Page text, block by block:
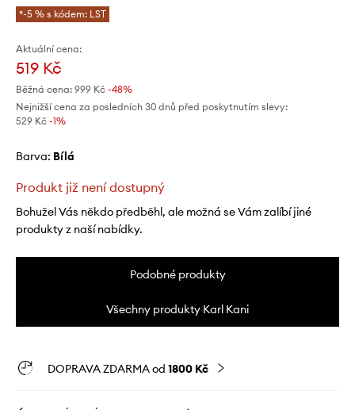
*-5 % s kódem: LST
Aktuální cena:
519 Kč
Běžná cena: 999 Kč -48%
Nejnižší cena za posledních 30 dnů před poskytnutím slevy:
529 Kč -1%
Barva: bílá
Produkt již není dostupný
Bohužel Vás někdo předběhl, ale možná se Vám zalíbí jiné
produkty z naší nabídky.
Podobné produkty
Všechny produkty Karl Kani
DOPRAVA ZDARMA od 1800 Kč